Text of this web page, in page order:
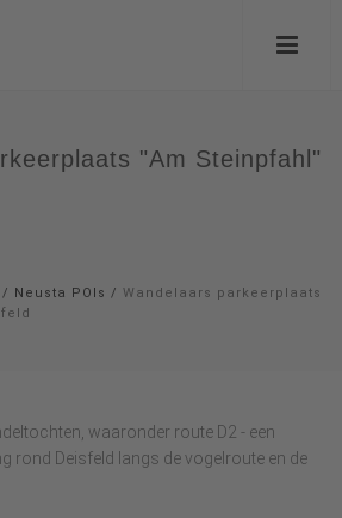
"Am Steinpfahl"
/ Neusta POIs / Wandelaars parkeerplaats
waaronder route D2 - een
rond Deisfeld langs de vogelroute en de